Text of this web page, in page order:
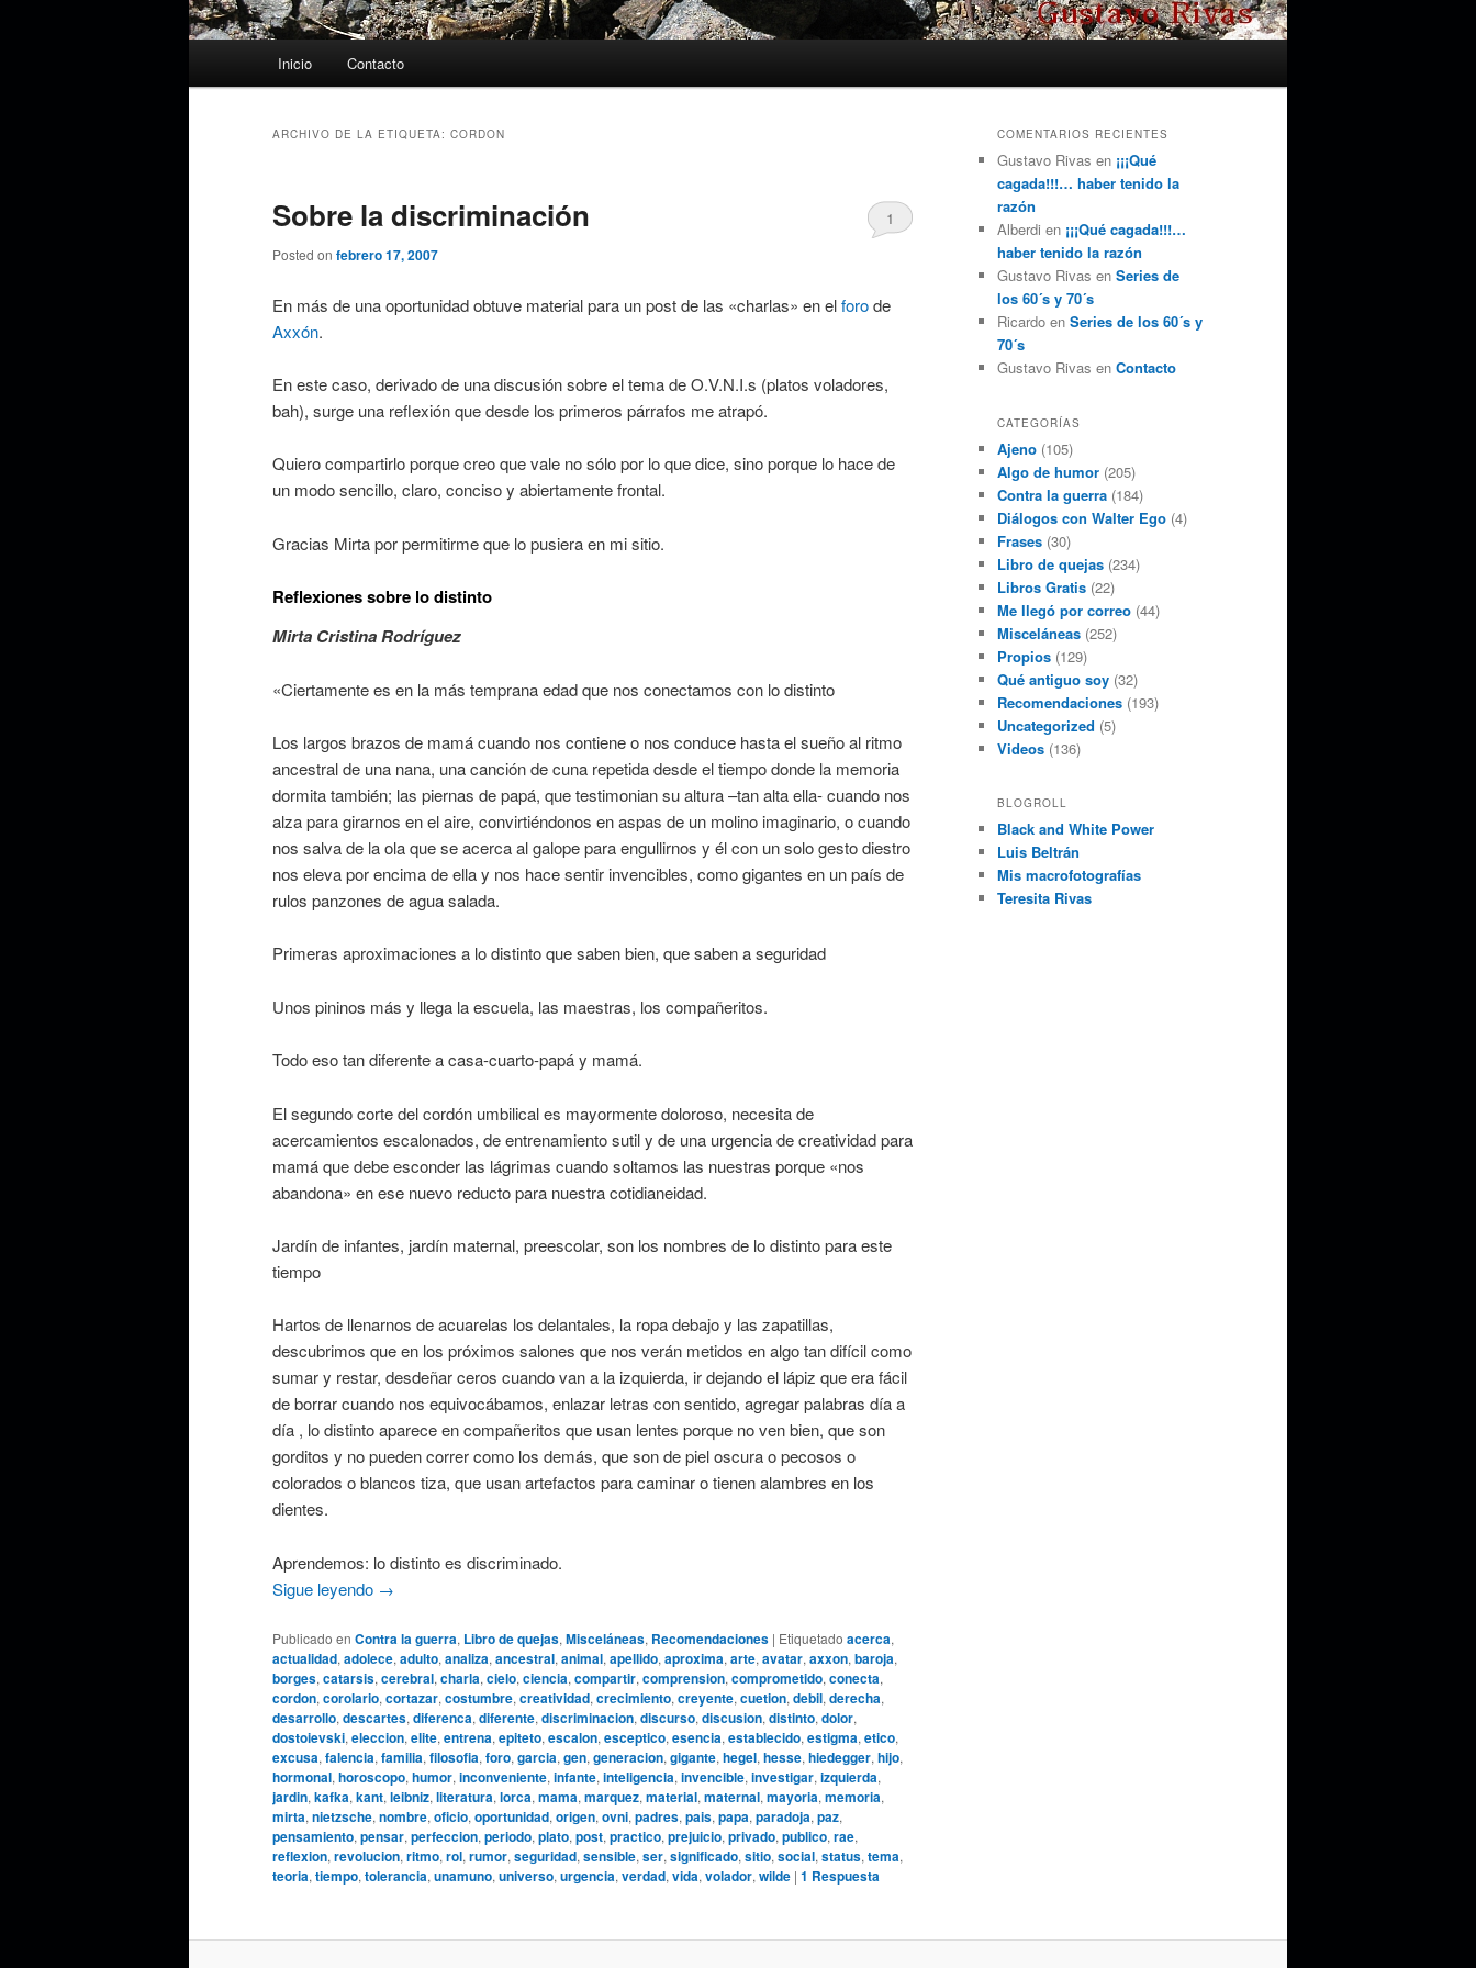
Inicio Contacto
ARCHIVO DE LA ETIQUETA: CORDON
Sobre la discriminación
Posted on febrero 17, 2007
1
En más de una oportunidad obtuve material para un post de las «charlas» en elforode
Axxón.
En este caso, derivado de una discusión sobre el tema de O.V.N.I.s (platos voladores,
bah), surge una reflexión que desde los primeros párrafos me atrapó.
Quiero compartirlo porque creo que vale no sólo por lo que dice, sino porque lo hace de
un modo sencillo, claro, conciso y abiertamente frontal.
Gracias Mirta por permitirme que lo pusiera en mi sitio.
Reflexiones sobre lo distinto
Mirta Cristina Rodríguez
«Ciertamente es en la más temprana edad que nos conectamos con lo distinto
Los largos brazos de mamá cuando nos contiene o nos conduce hasta el sueño al ritmo
ancestral de una nana, una canción de cuna repetida desde el tiempo donde la memoria
dormita también; las piernas de papá, que testimonian su altura –tan alta ella- cuando nos
alza para girarnos en el aire, convirtiéndonos en aspas de un molino imaginario, o cuando
nos salva de la ola que se acerca al galope para engullirnos y él con un solo gesto diestro
nos eleva por encima de ella y nos hace sentir invencibles, como gigantes en un país de
rulos panzones de agua salada.
Primeras aproximaciones a lo distinto que saben bien, que saben a seguridad
Unos pininos más y llega la escuela, las maestras, los compañeritos.
Todo eso tan diferente a casa-cuarto-papá y mamá.
El segundo corte del cordón umbilical es mayormente doloroso, necesita de
acercamientos escalonados, de entrenamiento sutil y de una urgencia de creatividad para
mamá que debe esconder las lágrimas cuando soltamos las nuestras porque «nos
abandona» en ese nuevo reducto para nuestra cotidianeidad.
Jardín de infantes, jardín maternal, preescolar, son los nombres de lo distinto para este
tiempo
Hartos de llenarnos de acuarelas los delantales, la ropa debajo y las zapatillas,
descubrimos que en los próximos salones que nos verán metidos en algo tan difícil como
sumar y restar, desdeñar ceros cuando van a la izquierda, ir dejando el lápiz que era fácil
de borrar cuando nos equivocábamos, enlazar letras con sentido, agregar palabras día a
día , lo distinto aparece en compañeritos que usan lentes porque no ven bien, que son
gorditos y no pueden correr como los demás, que son de piel oscura o pecosos o
colorados o blancos tiza, que usan artefactos para caminar o tienen alambres en los
dientes.
Aprendemos: lo distinto es discriminado.
Sigue leyendo →
Publicado en Contra la guerra, Libro de quejas, Misceláneas, Recomendaciones | Etiquetado acerca,
actualidad, adolece, adulto, analiza, ancestral, animal, apellido, aproxima, arte, avatar, axxon, baroja,
borges, catarsis, cerebral, charla, cielo, ciencia, compartir, comprension, comprometido, conecta,
cordon, corolario, cortazar, costumbre, creatividad, crecimiento, creyente, cuetion, debil, derecha,
desarrollo, descartes, diferenca, diferente, discriminacion, discurso, discusion, distinto, dolor,
dostoievski, eleccion, elite, entrena, epiteto, escalon, esceptico, esencia, establecido, estigma, etico,
excusa, falencia, familia, filosofia, foro, garcia, gen, generacion, gigante, hegel, hesse, hiedegger, hijo,
hormonal, horoscopo, humor, inconveniente, infante, inteligencia, invencible, investigar, izquierda,
jardin, kafka, kant, leibniz, literatura, lorca, mama, marquez, material, maternal, mayoria, memoria,
mirta, nietzsche, nombre, oficio, oportunidad, origen, ovni, padres, pais, papa, paradoja, paz,
pensamiento, pensar, perfeccion, periodo, plato, post, practico, prejuicio, privado, publico, rae,
reflexion, revolucion, ritmo, rol, rumor, seguridad, sensible, ser, significado, sitio, social, status, tema,
teoria, tiempo, tolerancia, unamuno, universo, urgencia, verdad, vida, volador, wilde | 1 Respuesta
COMENTARIOS RECIENTES
Gustavo Rivas en ¡¡¡Qué
cagada!!!… haber tenido la
razón
Alberdi en ¡¡¡Qué cagada!!!…
haber tenido la razón
Gustavo Rivas en Series de
los 60´s y 70´s
Ricardo en Series de los 60´s y
70´s
Gustavo Rivas en Contacto
CATEGORÍAS
Ajeno (105)
Algo de humor (205)
Contra la guerra (184)
Diálogos con Walter Ego (4)
Frases (30)
Libro de quejas (234)
Libros Gratis (22)
Me llegó por correo (44)
Misceláneas (252)
Propios (129)
Qué antiguo soy (32)
Recomendaciones (193)
Uncategorized (5)
Videos (136)
BLOGROLL
Black and White Power
Luis Beltrán
Mis macrofotografías
Teresita Rivas